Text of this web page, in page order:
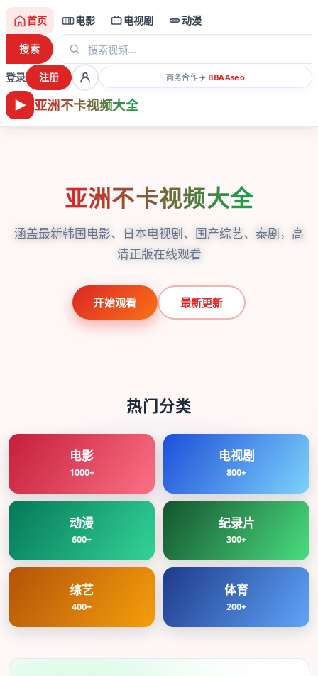
亚洲不卡视频大全
首页 电影 电视剧 动漫
搜索
登录 注册 商务合作✈️·BBAAseo
亚洲不卡视频大全
涵盖最新韩国电影、日本电视剧、国产综艺、泰剧，高
清正版在线观看
开始观看 最新更新
热门分类
电影
1000+
电视剧
800+
动漫
600+
纪录片
300+
综艺
400+
体育
200+